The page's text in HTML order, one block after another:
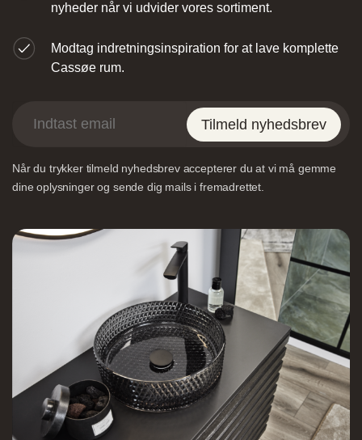
nyheder når vi udvider vores sortiment.
Modtag indretningsinspiration for at lave komplette
Cassøe rum.
Tilmeld nyhedsbrev
Når du trykker tilmeld nyhedsbrev accepterer du at vi må gemme
dine oplysninger og sende dig mails i fremadrettet.
Nettoline Ribe
Øster Vedsted Vej 6, 6760 Ribe,
Nettoline Holstebro
Gartnerivej 2, 7500 Holstebro,
Tvis Køkkener – Køge